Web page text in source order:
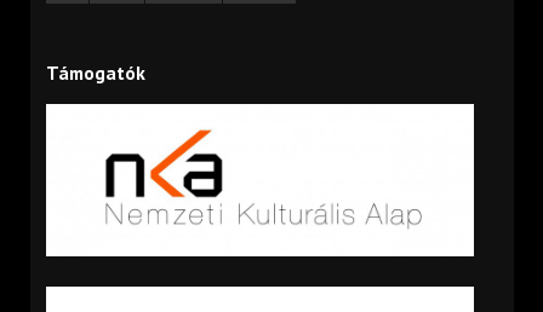
Támogatók